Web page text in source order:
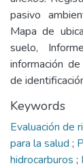
pasivo
Mapa de
suelo,
información
de
Keywords
Evaluación de
para la salud ;
hidrocarburos ;